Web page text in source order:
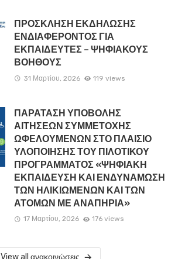
ΠΡΟΣΚΛΗΣΗ ΕΚΔΗΛΩΣΗΣ
ΕΝΔΙΑΦΕΡΟΝΤΟΣ ΓΙΑ
ΕΚΠΑΙΔΕΥΤΕΣ – ΨΗΦΙΑΚΟΥΣ
ΒΟΗΘΟΥΣ
31 Μαρτίου, 2026 119 views
ΠΑΡΑΤΑΣΗ ΥΠΟΒΟΛΗΣ
ΑΙΤΗΣΕΩΝ ΣΥΜΜΕΤΟΧΗΣ
ΩΦΕΛΟΥΜΕΝΩΝ ΣΤΟ ΠΛΑΙΣΙΟ
ΥΛΟΠΟΙΗΣΗΣ ΤΟΥ ΠΙΛΟΤΙΚΟΥ
ΠΡΟΓΡΑΜΜΑΤΟΣ «ΨΗΦΙΑΚΗ
ΕΚΠΑΙΔΕΥΣΗ ΚΑΙ ΕΝΔΥΝΑΜΩΣΗ
ΤΩΝ ΗΛΙΚΙΩΜΕΝΩΝ ΚΑΙ ΤΩΝ
ΑΤΟΜΩΝ ΜΕ ΑΝΑΠΗΡΙΑ»
17 Μαρτίου, 2026 176 views
View all ανακοινώσεις